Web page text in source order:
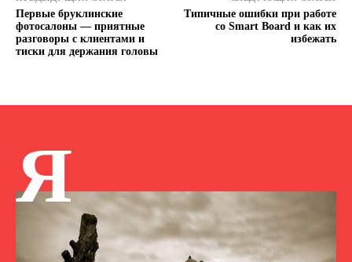
Первые бруклинские
фотосалоны — приятные
разговоры с клиентами и
тиски для держания головы
Типичные ошибки при работе
со Smart Board и как их
избежать
Я